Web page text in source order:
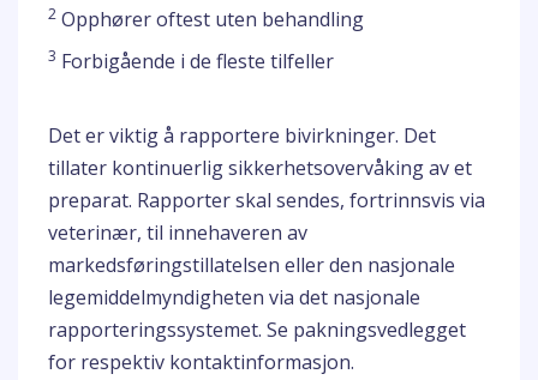
2 Opphører oftest uten behandling
3 Forbigående i de fleste tilfeller
Det er viktig å rapportere bivirkninger. Det
tillater kontinuerlig sikkerhetsovervåking av et
preparat. Rapporter skal sendes, fortrinnsvis via
veterinær, til innehaveren av
markedsføringstillatelsen eller den nasjonale
legemiddelmyndigheten via det nasjonale
rapporteringssystemet. Se pakningsvedlegget
for respektiv kontaktinformasjon.